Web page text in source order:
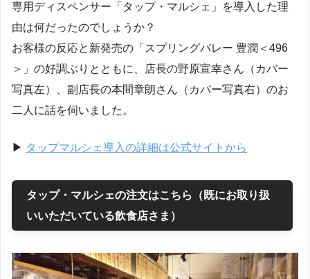
専用ディスペンサー「タップ・マルシェ」を導入した理
由は何だったのでしょうか？
お客様の反応と新発売の「スプリングバレー 豊潤＜496
＞」の好調ぶりとともに、店長の野原宣幸さん（カバー
写真左）、副店長の本間章朗さん（カバー写真右）のお
二人に話を伺いました。
▶︎ タップマルシェ導入の詳細は公式サイトから
タップ・マルシェの注文はこちら（既にお取り扱
いいただいている飲食店さま）